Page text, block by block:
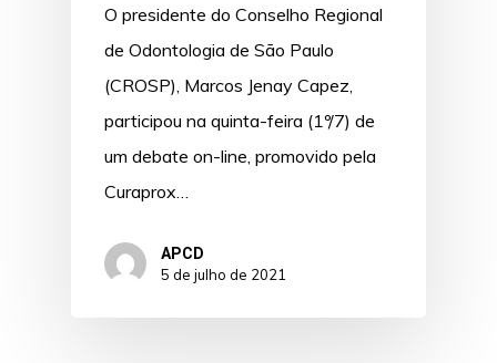
O presidente do Conselho Regional
de Odontologia de São Paulo
(CROSP), Marcos Jenay Capez,
participou na quinta-feira (1º/7) de
um debate on-line, promovido pela
Curaprox…
APCD
5 de julho de 2021